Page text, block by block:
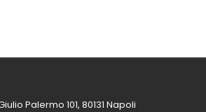
Palermo 101, 80131 Napoli